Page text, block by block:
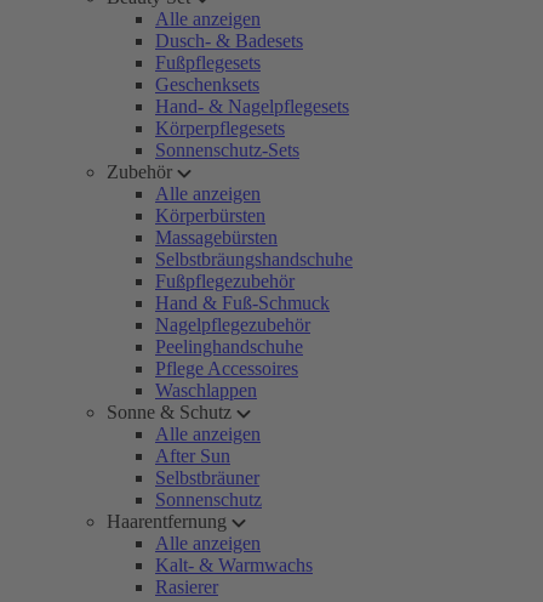
Alle anzeigen
Dusch- & Badesets
Fußpflegesets
Geschenksets
Hand- & Nagelpflegesets
Körperpflegesets
Sonnenschutz-Sets
Zubehör
Alle anzeigen
Körperbürsten
Massagebürsten
Selbstbräungshandschuhe
Fußpflegezubehör
Hand & Fuß-Schmuck
Nagelpflegezubehör
Peelinghandschuhe
Pflege Accessoires
Waschlappen
Sonne & Schutz
Alle anzeigen
After Sun
Selbstbräuner
Sonnenschutz
Haarentfernung
Alle anzeigen
Kalt- & Warmwachs
Rasierer